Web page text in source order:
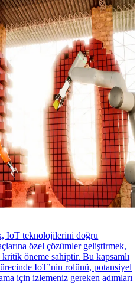
IoT teknolojilerini doğru
özel çözümler geliştirmek,
öneme sahiptir. Bu kapsamlı
IoT’nin rolünü, potansiyel
için izlemeniz gereken adımları